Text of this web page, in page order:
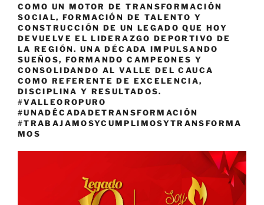
COMO UN MOTOR DE TRANSFORMACIÓN
SOCIAL, FORMACIÓN DE TALENTO Y
CONSTRUCCIÓN DE UN LEGADO QUE HOY
DEVUELVE EL LIDERAZGO DEPORTIVO DE
LA REGIÓN. UNA DÉCADA IMPULSANDO
SUEÑOS, FORMANDO CAMPEONES Y
CONSOLIDANDO AL VALLE DEL CAUCA
COMO REFERENTE DE EXCELENCIA,
DISCIPLINA Y RESULTADOS.
#VALLEOROPURO
#UNADÉCADADETRANSFORMACIÓN
#TRABAJAMOSYCUMPLIMOSYTRANSFORMA
MOS